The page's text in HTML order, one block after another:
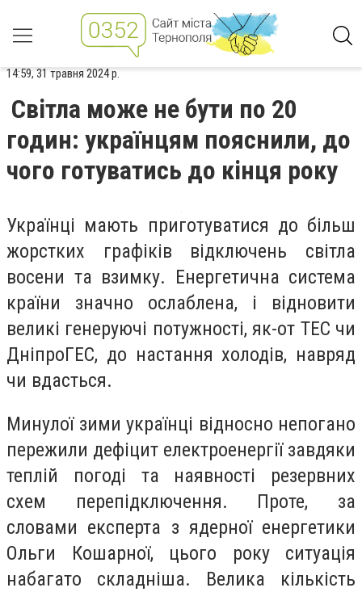
14:59, 31 травня 2024 р.
Світла може не бути по 20
годин: українцям пояснили, до
чого готуватись до кінця року
Українці мають приготуватися до більш
жорстких графіків відключень світла
восени та взимку. Енергетична система
країни значно ослаблена, і відновити
великі генеруючі потужності, як-от ТЕС чи
ДніпроГЕС, до настання холодів, навряд
чи вдасться.
Минулої зими українці відносно непогано
пережили дефіцит електроенергії завдяки
теплій погоді та наявності резервних
схем перепідключення. Проте, за
словами експерта з ядерної енергетики
Ольги Кошарної, цього року ситуація
набагато складніша. Велика кількість